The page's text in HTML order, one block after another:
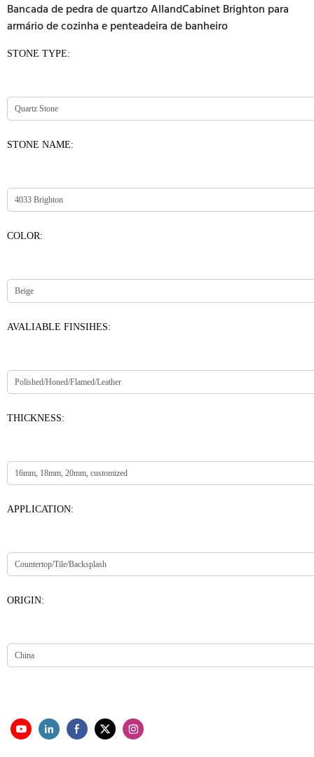
Bancada de pedra de quartzo AllandCabinet Brighton para
armário de cozinha e penteadeira de banheiro
STONE TYPE:
STONE NAME:
COLOR:
AVALIABLE FINSIHES:
THICKNESS:
APPLICATION:
ORIGIN: